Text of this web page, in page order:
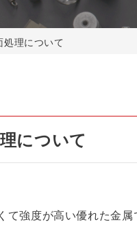
理について
について
て強度が高い優れた金